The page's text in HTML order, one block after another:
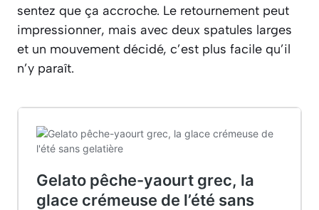
sentez que ça accroche. Le retournement peut
impressionner, mais avec deux spatules larges
et un mouvement décidé, c’est plus facile qu’il
n’y paraît.